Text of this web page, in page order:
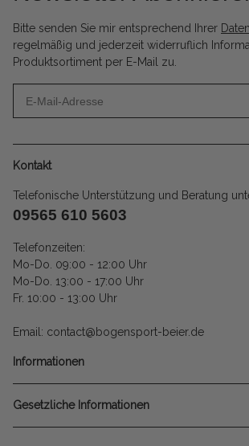
Bitte senden Sie mir entsprechend Ihrer
regelmäßig und jederzeit widerruflich
Produktsortiment per E-Mail zu.
Kontakt
Telefonische Unterstützung und Beratung
09565 610 5603
Telefonzeiten:
Mo-Do. 09:00 - 12:00 Uhr
Mo-Do. 13:00 - 17:00 Uhr
Fr. 10:00 - 13:00 Uhr
Email: contact@bogensport-beier.de
Informationen
Gesetzliche Informationen